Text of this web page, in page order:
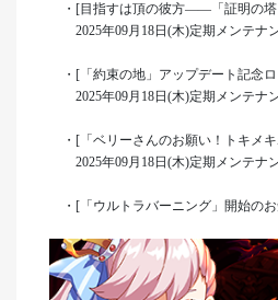
・[目指すは頂の彼方――「証明の塔
2025年09月18日(木)定期メンテナン
・[「約束の地」アップデート記念
2025年09月18日(木)定期メンテナン
・[「ベリーさんのお願い！トキメ
2025年09月18日(木)定期メンテナ
・[「ウルトラバーニング」開始の